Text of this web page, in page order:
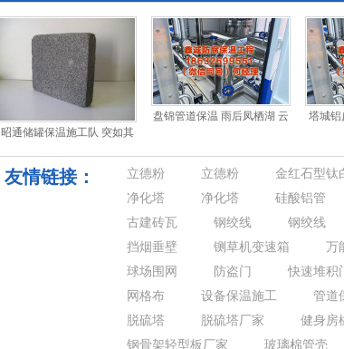
昭通储罐保温施工队 突如其
迎来“恐慌
盘锦管道保温 雨后凤栖湖 云
塔城铝
友情链接： 立德粉 立德粉 金红石型钛
净化塔
净化塔 硅酸铝管
古建砖瓦
钢绞线 钢绞线
挡烟垂壁
铡草机变速箱 万
球场围网
防盗门 快速堆积
网格布
设备保温施工 管道
脱硫塔
脱硫塔厂家 健身房
钢骨架轻型板厂家
玻璃棉管壳